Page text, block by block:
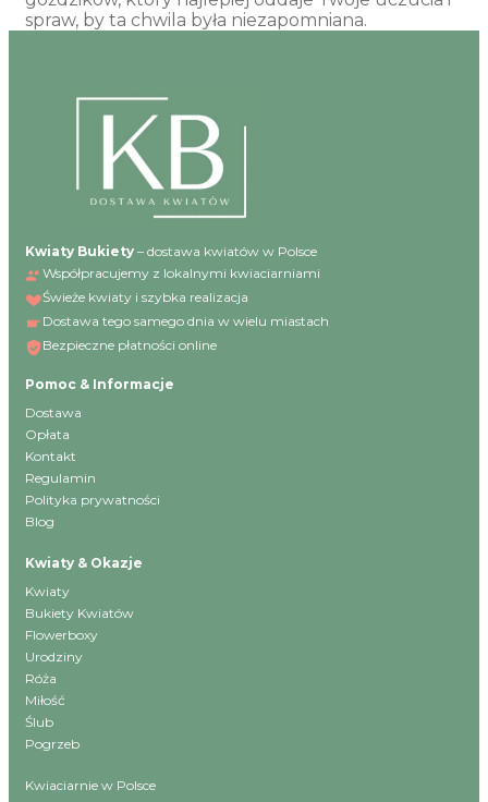
spraw, by ta chwila była niezapomniana.
Kwiaty Bukiety – dostawa kwiatów w Polsce
Współpracujemy z lokalnymi kwiaciarniami
Świeże kwiaty i szybka realizacja
Dostawa tego samego dnia w wielu miastach
Bezpieczne płatności online
Pomoc & Informacje
Dostawa
Opłata
Kontakt
Regulamin
Polityka prywatności
Blog
Kwiaty & Okazje
Kwiaty
Bukiety Kwiatów
Flowerboxy
Urodziny
Róża
Miłość
Ślub
Pogrzeb
Kwiaciarnie w Polsce